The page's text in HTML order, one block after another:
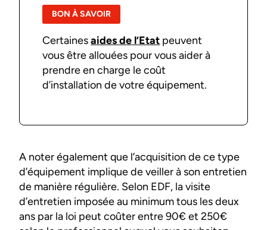
BON À SAVOIR
Certainesaides de l’Etat peuvent
vous être allouées pour vous aider à
prendre en charge le coût
d’installation de votre équipement.
A noter également que l’acquisition de ce type
d’équipement implique de veiller à son entretien
de manière régulière. Selon EDF, la visite
d’entretien imposée au minimum tous les deux
ans par la loi peut coûter entre 90€ et 250€